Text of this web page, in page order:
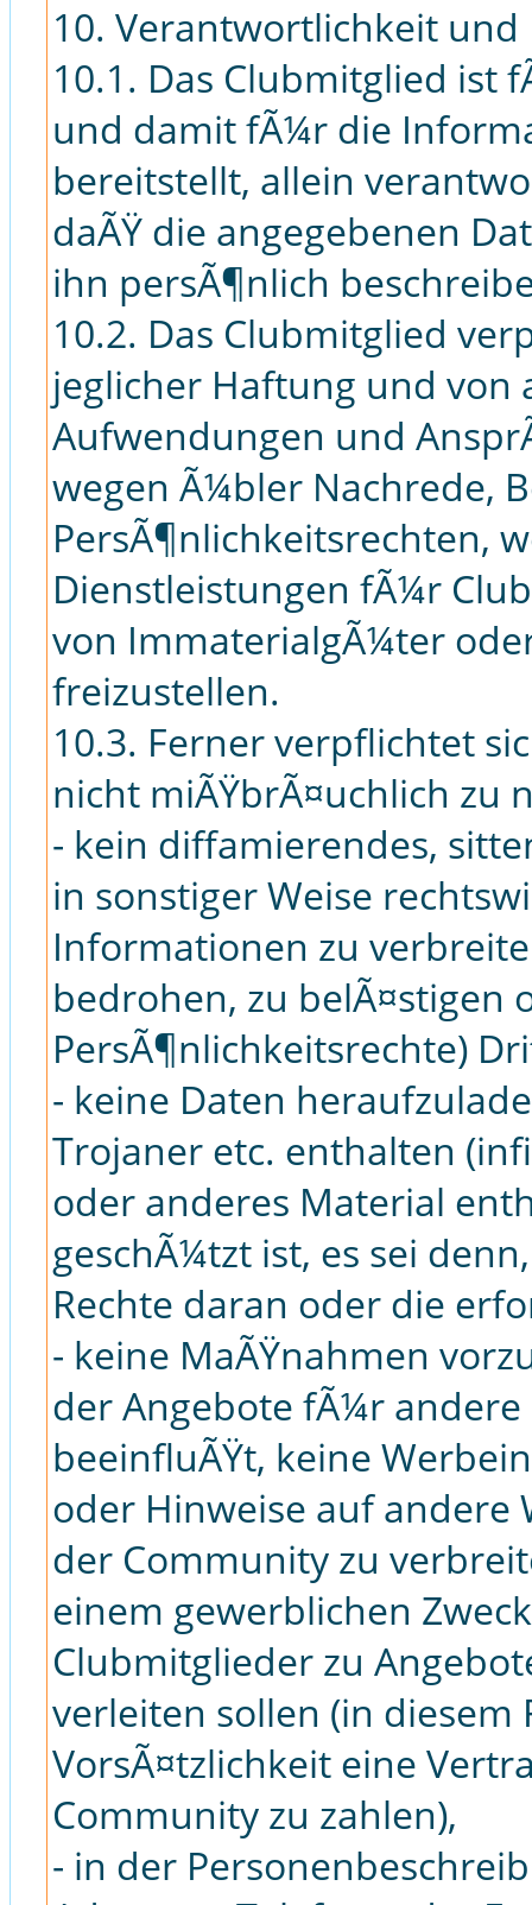
10. Verantwortlichkeit
10.1. Das Clubmitglied ist
und damit fÃ¼r die
bereitstellt, allein
daÃŸ die angegebenen
ihn persÃ¶nlich
10.2. Das Clubmitglied
jeglicher Haftung und von
Aufwendungen und
wegen Ã¼bler Nachrede,
PersÃ¶nlichkeitsrechten,
Dienstleistungen fÃ¼r
von ImmaterialgÃ¼ter
freizustellen.
10.3. Ferner verpflichtet
nicht miÃŸbrÃ¤uchlich zu
- kein diffamierendes,
in sonstiger Weise
Informationen zu
bedrohen, zu belÃ¤stigen
PersÃ¶nlichkeitsrechte)
- keine Daten
Trojaner etc. enthalten
oder anderes Material
geschÃ¼tzt ist, es sei
Rechte daran oder die
- keine MaÃŸnahmen
der Angebote fÃ¼r
beeinfluÃŸt, keine
oder Hinweise auf andere
der Community zu
einem gewerblichen
Clubmitglieder zu
verleiten sollen (in diesem
VorsÃ¤tzlichkeit eine
Community zu zahlen),
- in der